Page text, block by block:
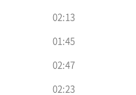
02:13
01:45
02:47
02:23